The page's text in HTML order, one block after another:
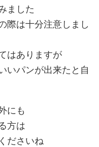
ました
際は十分注意しまし
はありますが
いパンが出来たと自
にも
方は
ださいね